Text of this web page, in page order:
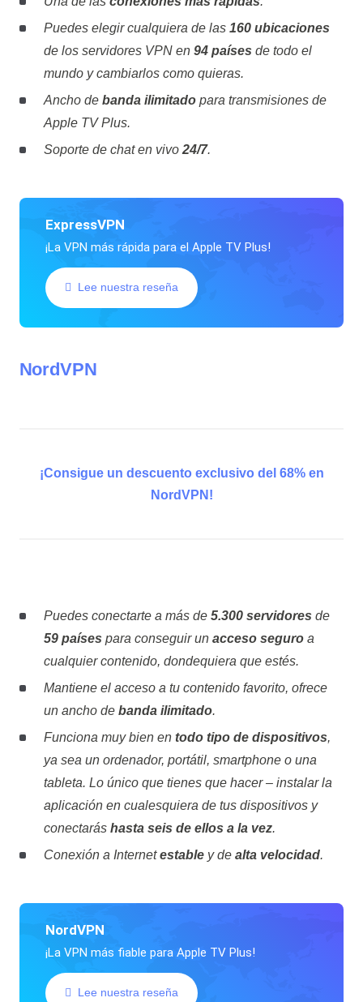
Puedes elegir cualquiera de las 160 ubicaciones
de los servidores VPN en 94 países de todo el
mundo y cambiarlos como quieras.
Ancho de banda ilimitadopara transmisiones de
Apple TV Plus.
Soporte de chat en vivo 24/7.
ExpressVPN
¡La VPN más rápida para el Apple TV Plus!
Lee nuestra reseña
NordVPN
¡Consigue un descuento exclusivo del 68% en
NordVPN!
Puedes conectarte a más de 5.300 servidores de
59 países para conseguir un acceso seguroa
cualquier contenido, dondequiera que estés.
Mantiene el acceso a tu contenido favorito, ofrece
un ancho de banda ilimitado.
Funciona muy bien en todo tipo de dispositivos,
ya sea un ordenador, portátil, smartphone o una
tableta. Lo único que tienes que hacer – instalar la
aplicación en cualesquiera de tus dispositivos y
conectarás hasta seis de ellos a la vez.
Conexión a Internetestabley de alta velocidad.
NordVPN
¡La VPN más fiable para Apple TV Plus!
Lee nuestra reseña